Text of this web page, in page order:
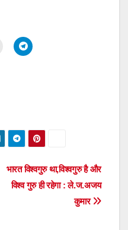
भारत विश्वगुरु था,विश्वगुरु है और
विश्व गुरु ही रहेगा : ले.ज.अजय
कुमार